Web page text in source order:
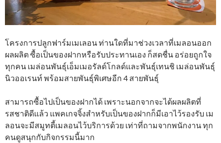
โครงการปลูกฟาร์มเมเลอน ท่านใดที่มาช่วงเวลาที่เมลอนออก
ผลผลิต ซื้อเป็นของฝากหรือรับประทานเอง ก็สดชื่น อร่อยถูกใจ
ทุกคน เมล่อนพันธุ์เอ็มเมอรัลด์โกลด์และพันธุ์เทนชิ เมล่อนพันธุ์
นิวออเรนท์ พร้อมสายพันธุ์พิเศษอีก 4 สายพันธุ์
สามารถซื้อไปเป็นของฝากได้ เพราะนอกจากจะได้ผลผลิตที่
รสชาติดีแล้ว แพคเกจจิ้งสำหรับเป็นของฝากก็มีเอาไว้รองรับ เม
ลอนจะมีสมูทตี้เมลอนไว้บริการด้วย เท่าที่ถามจากพนักงาน ทุก
คนดูสนุกกับกิจกรรมนี้มาก